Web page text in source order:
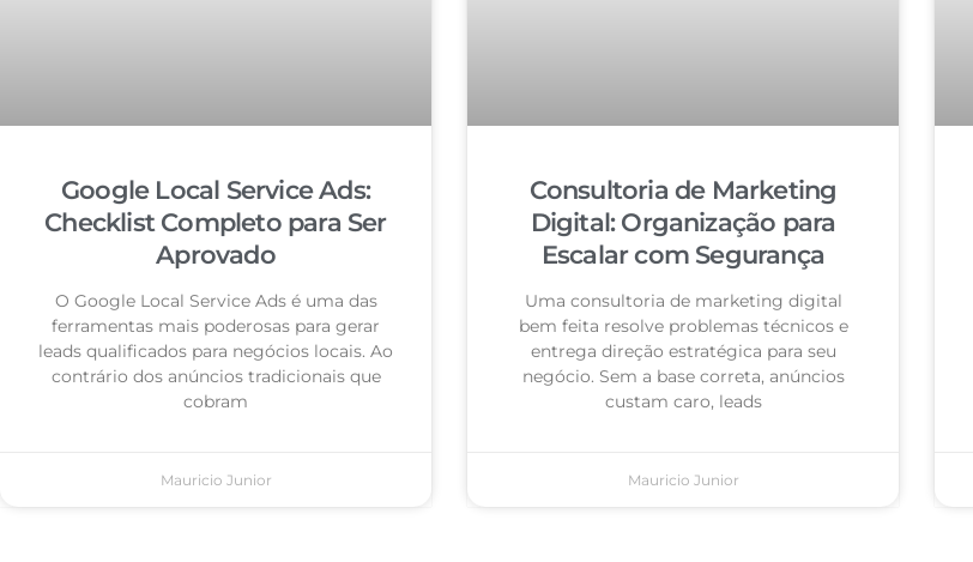
Google Local Service Ads:
Checklist Completo para Ser
Aprovado
O Google Local Service Ads é uma das
ferramentas mais poderosas para gerar
leads qualificados para negócios locais. Ao
contrário dos anúncios tradicionais que
cobram
Mauricio Junior
Consultoria de Marketing
Digital: Organização para
Escalar com Segurança
Uma consultoria de marketing digital
bem feita resolve problemas técnicos e
entrega direção estratégica para seu
negócio. Sem a base correta, anúncios
custam caro, leads
Mauricio Junior